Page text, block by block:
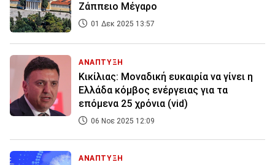
Ζάππειο Μέγαρο
01 Δεκ 2025 13:57
ΑΝΑΠΤΥΞΗ
Κικίλιας: Μοναδική ευκαιρία να γίνει η
Ελλάδα κόμβος ενέργειας για τα
επόμενα 25 χρόνια (vid)
06 Νοε 2025 12:09
ΑΝΑΠΤΥΞΗ